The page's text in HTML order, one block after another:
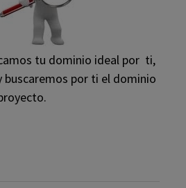
tu dominio ideal por ti,
buscaremos por ti el dominio